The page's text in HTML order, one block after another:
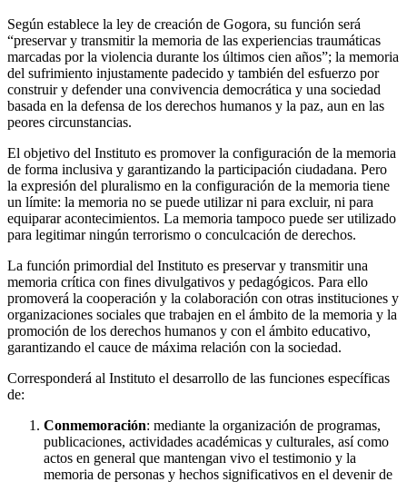
Según establece la ley de creación de Gogora, su función será
“preservar y transmitir la memoria de las experiencias traumáticas
marcadas por la violencia durante los últimos cien años”; la memoria
del sufrimiento injustamente padecido y también del esfuerzo por
construir y defender una convivencia democrática y una sociedad
basada en la defensa de los derechos humanos y la paz, aun en las
peores circunstancias.
El objetivo del Instituto es promover la configuración de la memoria
de forma inclusiva y garantizando la participación ciudadana. Pero
la expresión del pluralismo en la configuración de la memoria tiene
un límite: la memoria no se puede utilizar ni para excluir, ni para
equiparar acontecimientos. La memoria tampoco puede ser utilizado
para legitimar ningún terrorismo o conculcación de derechos.
La función primordial del Instituto es preservar y transmitir una
memoria crítica con fines divulgativos y pedagógicos. Para ello
promoverá la cooperación y la colaboración con otras instituciones y
organizaciones sociales que trabajen en el ámbito de la memoria y la
promoción de los derechos humanos y con el ámbito educativo,
garantizando el cauce de máxima relación con la sociedad.
Corresponderá al Instituto el desarrollo de las funciones específicas
de:
Conmemoración: mediante la organización de programas,
publicaciones, actividades académicas y culturales, así como
actos en general que mantengan vivo el testimonio y la
memoria de personas y hechos significativos en el devenir de